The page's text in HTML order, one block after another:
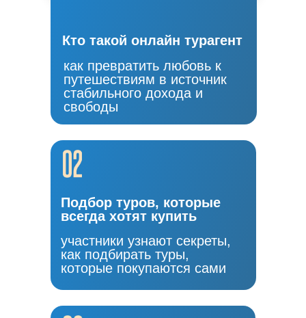
Подбор туров, которые
всегда хотят купить
участники узнают секреты,
как подбирать туры,
которые покупаются сами
Кто такой онлайн турагент
как превратить любовь к
путешествиям в источник
стабильного дохода и
свободы